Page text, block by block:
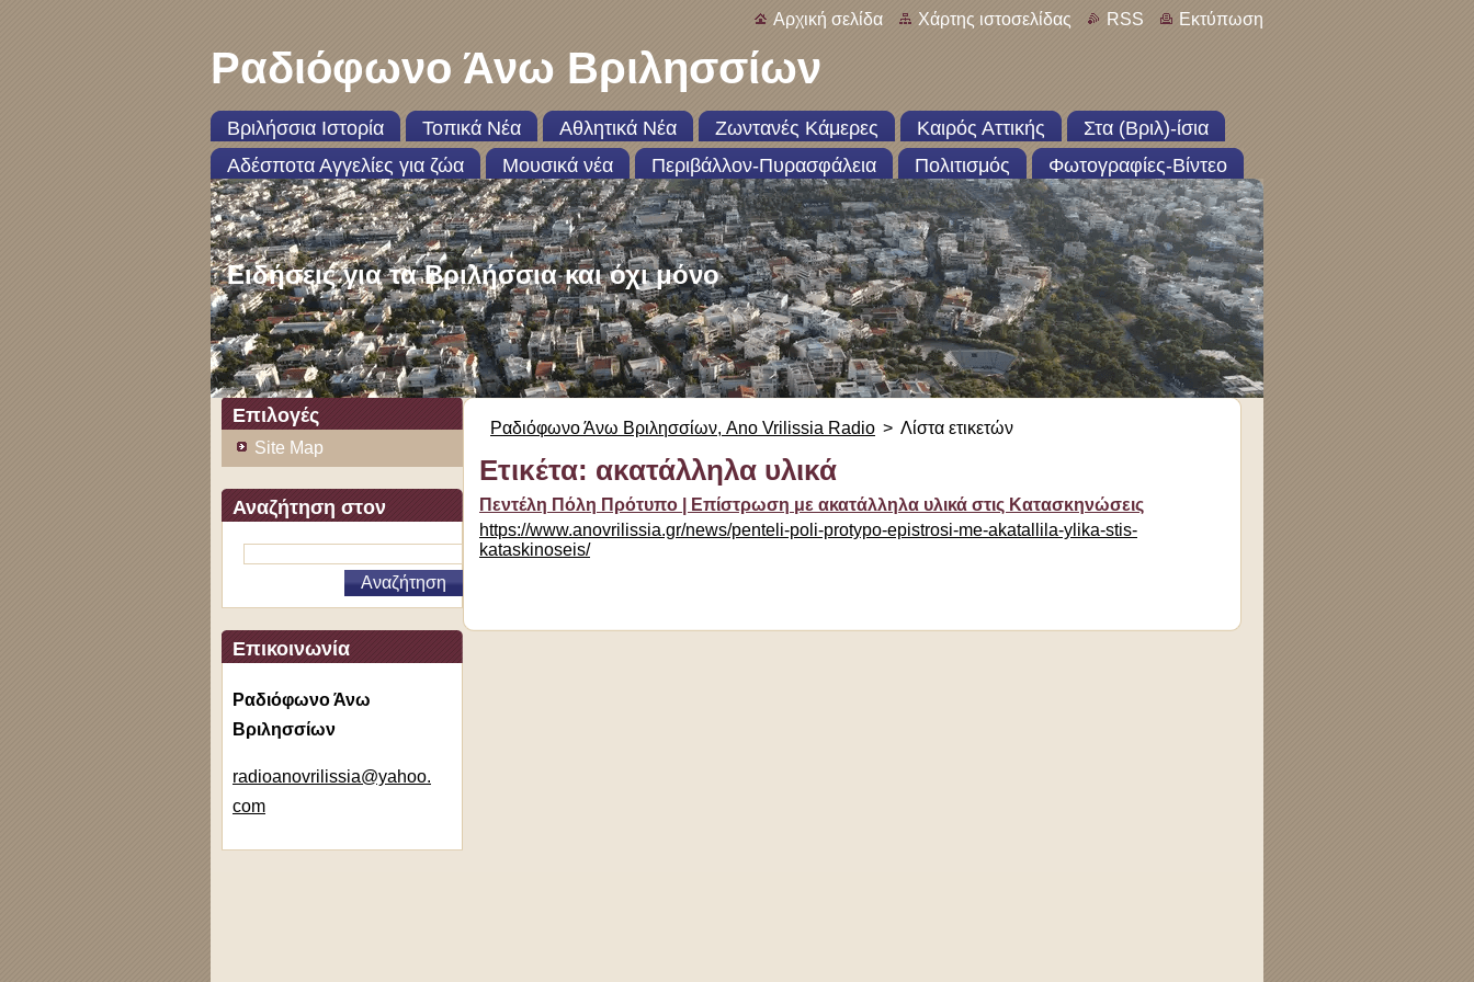
Αρχική σελίδα Χάρτης ιστοσελίδας RSS Εκτύπωση
Ραδιόφωνο Άνω Βριλησσίων
Βριλήσσια Ιστορία Τοπικά Νέα Αθλητικά Νέα Ζωντανές Κάμερες Καιρός Αττικής
Στα (Βριλ)-ίσια
Αδέσποτα Αγγελίες για ζώα
Μουσικά νέα Περιβάλλον-Πυρασφάλεια Πολιτισμός Φωτογραφίες-Βίντεο
Ειδήσεις για τα Βριλήσσια και όχι μόνο
Επιλογές
Site Map
Αναζήτηση στον
ιστότοπο
Επικοινωνία
Ραδιόφωνο Άνω
Βριλησσίων
radioanovrilissia@yahoo.
com
Ραδιόφωνο Άνω Βριλησσίων, Ano Vrilissia Radio > Λίστα ετικετών
Ετικέτα: ακατάλληλα υλικά
Πεντέλη Πόλη Πρότυπο | Επίστρωση με ακατάλληλα υλικά στις Κατασκηνώσεις
https://www.anovrilissia.gr/news/penteli-poli-protypo-epistrosi-me-akatallila-ylika-stis-
kataskinoseis/